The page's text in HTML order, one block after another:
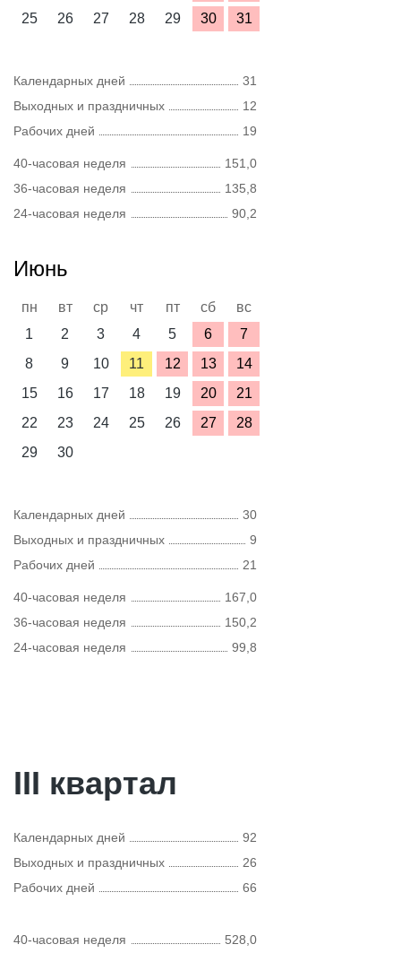
25
26 27 28 29 30 31
Календарных дней
31
Выходных и праздничных
12
Рабочих дней
19
40-часовая неделя
151,0
36-часовая неделя
135,8
24-часовая неделя
90,2
Июнь
пн вт ср чт пт сб
вс
1
2 3 4 5 6
7
8
9 10 11 12 13
14
15
16 17 18 19 20
21
22
23 24 25 26 27
28
29
30
Календарных дней
30
Выходных и праздничных
9
Рабочих дней
21
40-часовая неделя
167,0
36-часовая неделя
150,2
24-часовая неделя
99,8
III квартал
Календарных дней
92
Выходных и праздничных
26
Рабочих дней
66
40-часовая неделя 528,0